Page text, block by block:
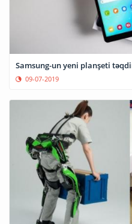
Samsung-un yeni planşeti
09-07-2019